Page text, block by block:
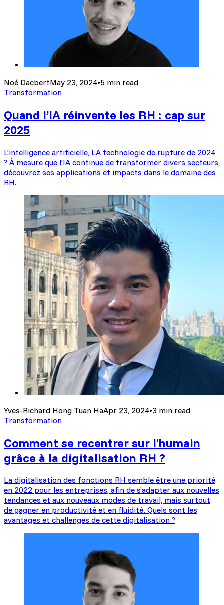
Noé DacbertMay 23, 2024•5 min read
Transformation
Quand l’IA réinvente les RH : cap sur
2025
L'intelligence artificielle, LA technologie de rupture de 2024
? À mesure que l'IA continue de transformer divers secteurs,
découvrez ses applications et impacts dans le domaine des
RH.
Yves-Richard Hong Tuan HaApr 23, 2024•3 min read
Transformation
Comment se recentrer sur l'humain
grâce à la digitalisation RH ?
La digitalisation des fonctions RH semble être une priorité
en 2022 pour les entreprises, afin de s’adapter aux nouvelles
tendances et aux nouveaux modes de travail, mais surtout
de gagner en productivité et en fluidité. Quels sont les
avantages et challenges de cette digitalisation ?